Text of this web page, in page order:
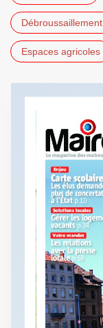
Débroussaillement
Espaces agricoles